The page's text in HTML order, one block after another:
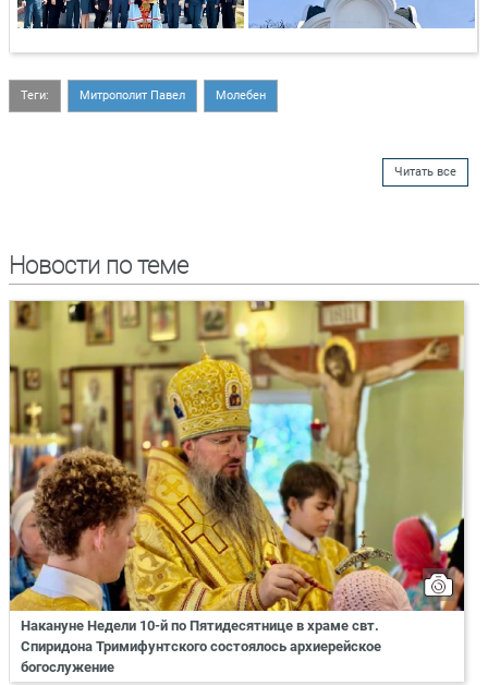
Теги: Митрополит Павел Молебен
Читать все
Новости по теме
Накануне Недели 10-й по Пятидесятнице в храме свт.
Спиридона Тримифунтского состоялось архиерейское
богослужение